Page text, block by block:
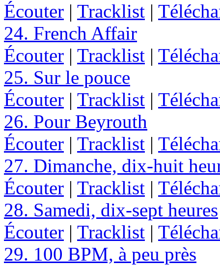
Écouter | Tracklist |
24. French Affair
Écouter | Tracklist |
25. Sur le pouce
Écouter | Tracklist |
26. Pour Beyrouth
Écouter | Tracklist |
27. Dimanche, dix-huit
Écouter | Tracklist |
28. Samedi, dix-sept heures
Écouter | Tracklist |
29. 100 BPM, à peu près